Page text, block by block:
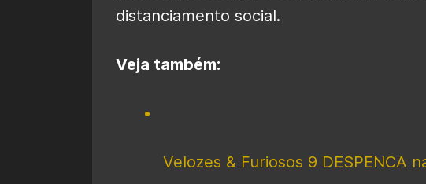
distanciamento social.
Veja também:
Velozes & Furiosos 9 DESPENCA